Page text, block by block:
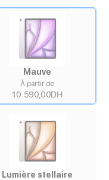
Mauve
À partir de
10 590,00DH
Lumière stellaire